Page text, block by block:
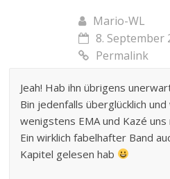
Mario-WL
8. September
Permalink
Jeah! Hab ihn übrigens
Bin jedenfalls überglücklich
wenigstens EMA und Kazé
Ein wirklich fabelhafter Band
Kapitel gelesen hab